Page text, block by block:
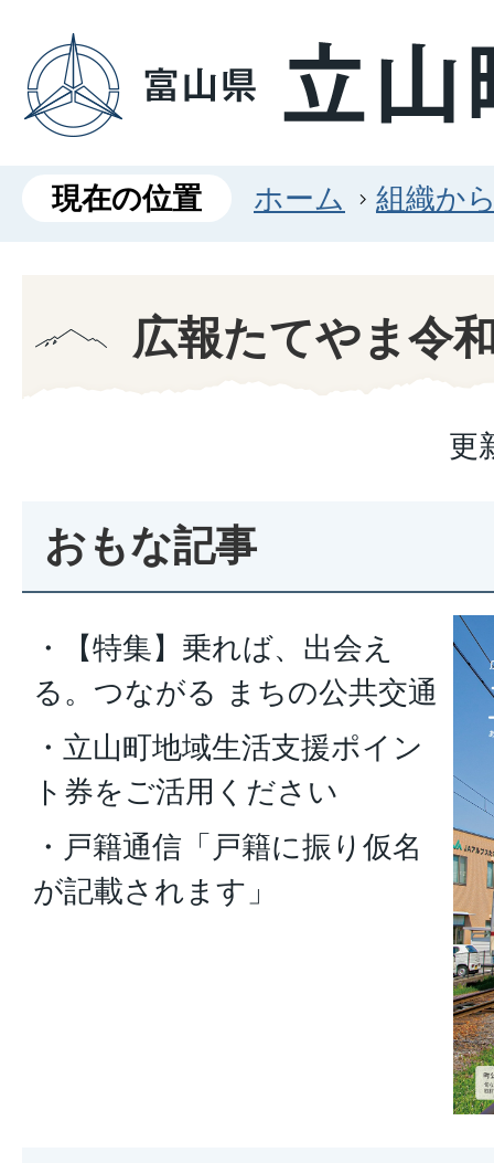
現在の位置 ホーム 組織か
広報たてやま令
更
おもな記事
・【特集】乗れば、出会え
る。つながる まちの公共交通
・立山町地域生活支援ポイン
ト券をご活用ください
・戸籍通信「戸籍に振り仮名
が記載されます」